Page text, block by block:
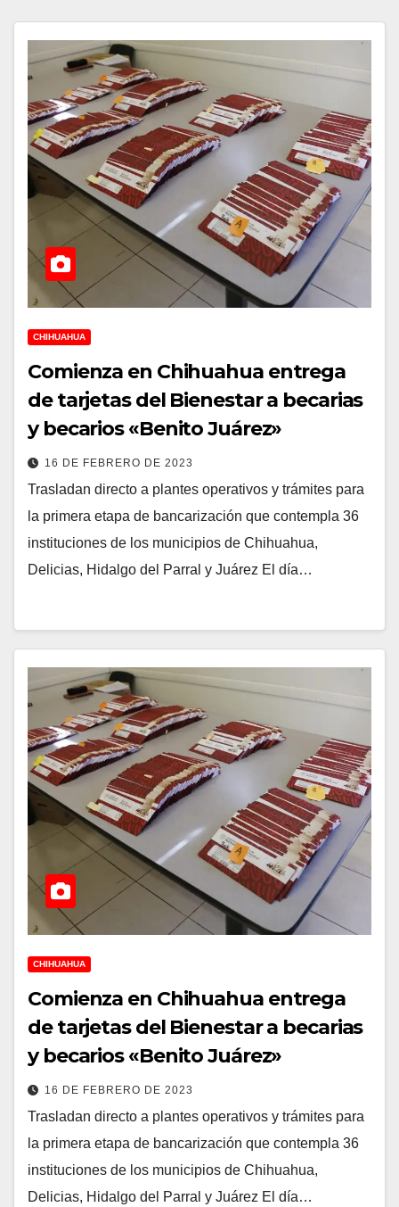
CHIHUAHUA
Comienza en Chihuahua entrega
de tarjetas del Bienestar a becarias
y becarios «Benito Juárez»
16 DE FEBRERO DE 2023
Trasladan directo a plantes operativos y trámites para
la primera etapa de bancarización que contempla 36
instituciones de los municipios de Chihuahua,
Delicias, Hidalgo del Parral y Juárez El día…
CHIHUAHUA
Comienza en Chihuahua entrega
de tarjetas del Bienestar a becarias
y becarios «Benito Juárez»
16 DE FEBRERO DE 2023
Trasladan directo a plantes operativos y trámites para
la primera etapa de bancarización que contempla 36
instituciones de los municipios de Chihuahua,
Delicias, Hidalgo del Parral y Juárez El día…